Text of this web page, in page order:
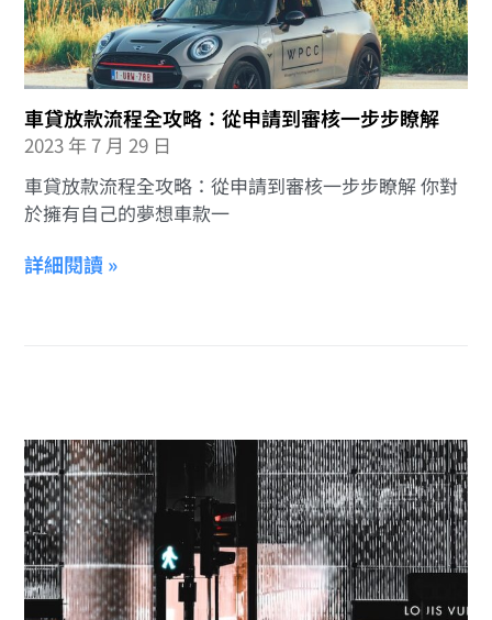
車貸放款流程全攻略：從申請到審核一步步瞭解
2023 年 7 月 29 日
車貸放款流程全攻略：從申請到審核一步步瞭解 你對
於擁有自己的夢想車款一
詳細閱讀 »